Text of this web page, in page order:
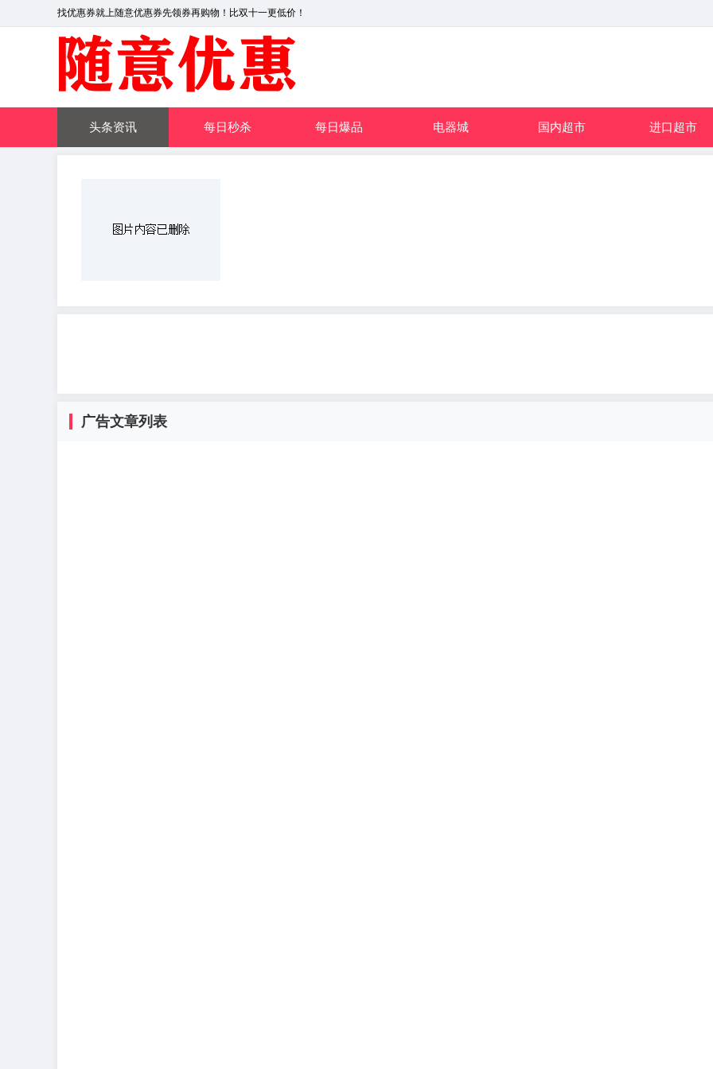
找优惠券就上随意优惠券先领券再购物！比双十一更低价！
头条资讯 每日秒杀 每日爆品 电器城 国内超市 进口超市
广告文章列表